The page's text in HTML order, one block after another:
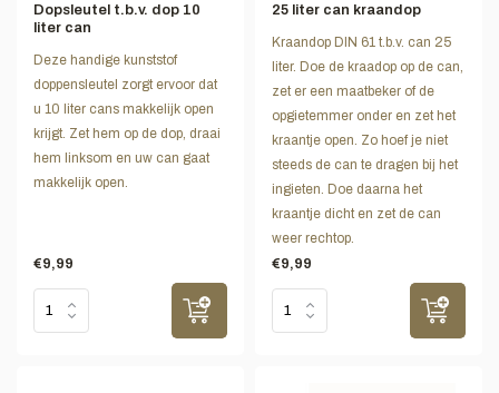
Dopsleutel t.b.v. dop 10
liter can
Deze handige kunststof
doppensleutel zorgt ervoor dat
u 10 liter cans makkelijk open
krijgt. Zet hem op de dop, draai
hem linksom en uw can gaat
makkelijk open.
€9,99
25 liter can kraandop
Kraandop DIN 61 t.b.v. can 25
liter. Doe de kraadop op de can,
zet er een maatbeker of de
opgietemmer onder en zet het
kraantje open. Zo hoef je niet
steeds de can te dragen bij het
ingieten. Doe daarna het
kraantje dicht en zet de can
weer rechtop.
€9,99